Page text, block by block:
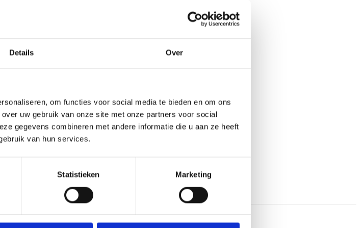
Details Over
om functies voor social media te bieden en om ons
uw gebruik van onze site met onze partners voor social
gegevens combineren met andere informatie die u aan ze heeft
van hun services.
Statistieken Marketing
Medaille E260 (op=op) aantal
Toevoegen aan verlanglijst
SKU:WINKEL.BE260
Categorieën:Alle Medailles ,Embleem (2,5 cm),Op=Op Medailles